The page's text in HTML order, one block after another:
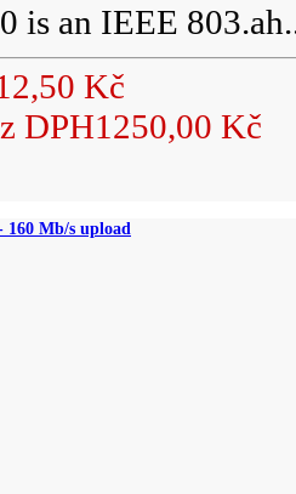
is an IEEE
Kč
DPH1250,00 Kč
Mb/s upload